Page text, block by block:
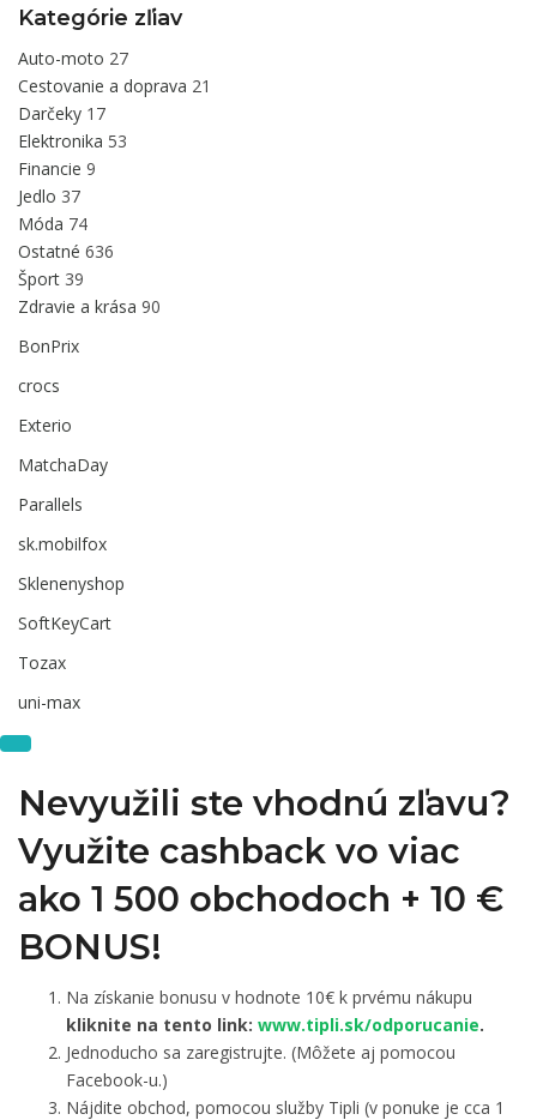
Kategórie zľiav
Auto-moto 27
Cestovanie a doprava 21
Darčeky 17
Elektronika 53
Financie 9
Jedlo 37
Móda 74
Ostatné 636
Šport 39
Zdravie a krása 90
BonPrix
crocs
Exterio
MatchaDay
Parallels
sk.mobilfox
Sklenenyshop
SoftKeyCart
Tozax
uni-max
Nevyužili ste vhodnú zľavu?
Využite cashback vo viac
ako 1 500 obchodoch + 10 €
BONUS!
Na získanie bonusu v hodnote 10€ k prvému nákupu
kliknite na tento link: www.tipli.sk/odporucanie.
Jednoducho sa zaregistrujte. (Môžete aj pomocou
Facebook-u.)
Nájdite obchod, pomocou služby Tipli (v ponuke je cca 1